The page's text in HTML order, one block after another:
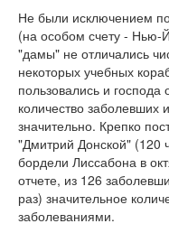
Не были исключением
(на особом счету - Нью-
"дамы" не отличались
некоторых учебных
пользовались и
количество заболевших
значительно. Крепко
"Дмитрий Донской" (120
бордели Лиссабона в
отчете, из 126
раз) значительное
заболеваниями.